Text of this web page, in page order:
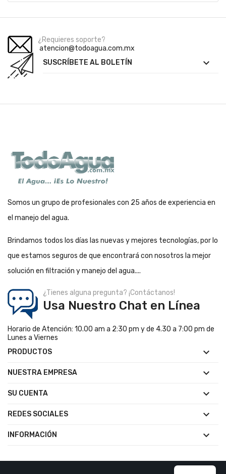
¿Requieres soporte?
atencion@todoagua.com.mx
SUSCRÍBETE AL BOLETÍN

Somos un grupo de profesionales con 25 años de experiencia en
el manejo del agua.
Brindamos todos los días las nuevas y mejores tecnologías, por lo
que estamos seguros de que encontrará con nosotros la mejor
solución en filtración y manejo del agua....
¿Tienes alguna pregunta? ¡Contáctanos!
Usa Nuestro Chat en Línea
Horario de Atención: 10.00 am a 2:30 pm y de 4.30 a 7:00 pm de
Lunes a Viernes
PRODUCTOS

NUESTRA EMPRESA 
SU CUENTA 
REDES SOCIALES 
INFORMACIÓN 